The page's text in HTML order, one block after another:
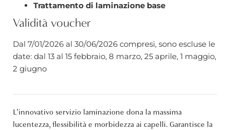
Trattamento di laminazione base
Validità voucher
Dal 7/01/2026 al 30/06/2026 compresi, sono escluse le
date: dal 13 al 15 febbraio, 8 marzo, 25 aprile, 1 maggio,
2 giugno
L’innovativo servizio laminazione dona la massima
lucentezza, flessibilità e morbidezza ai capelli. Garantisce la